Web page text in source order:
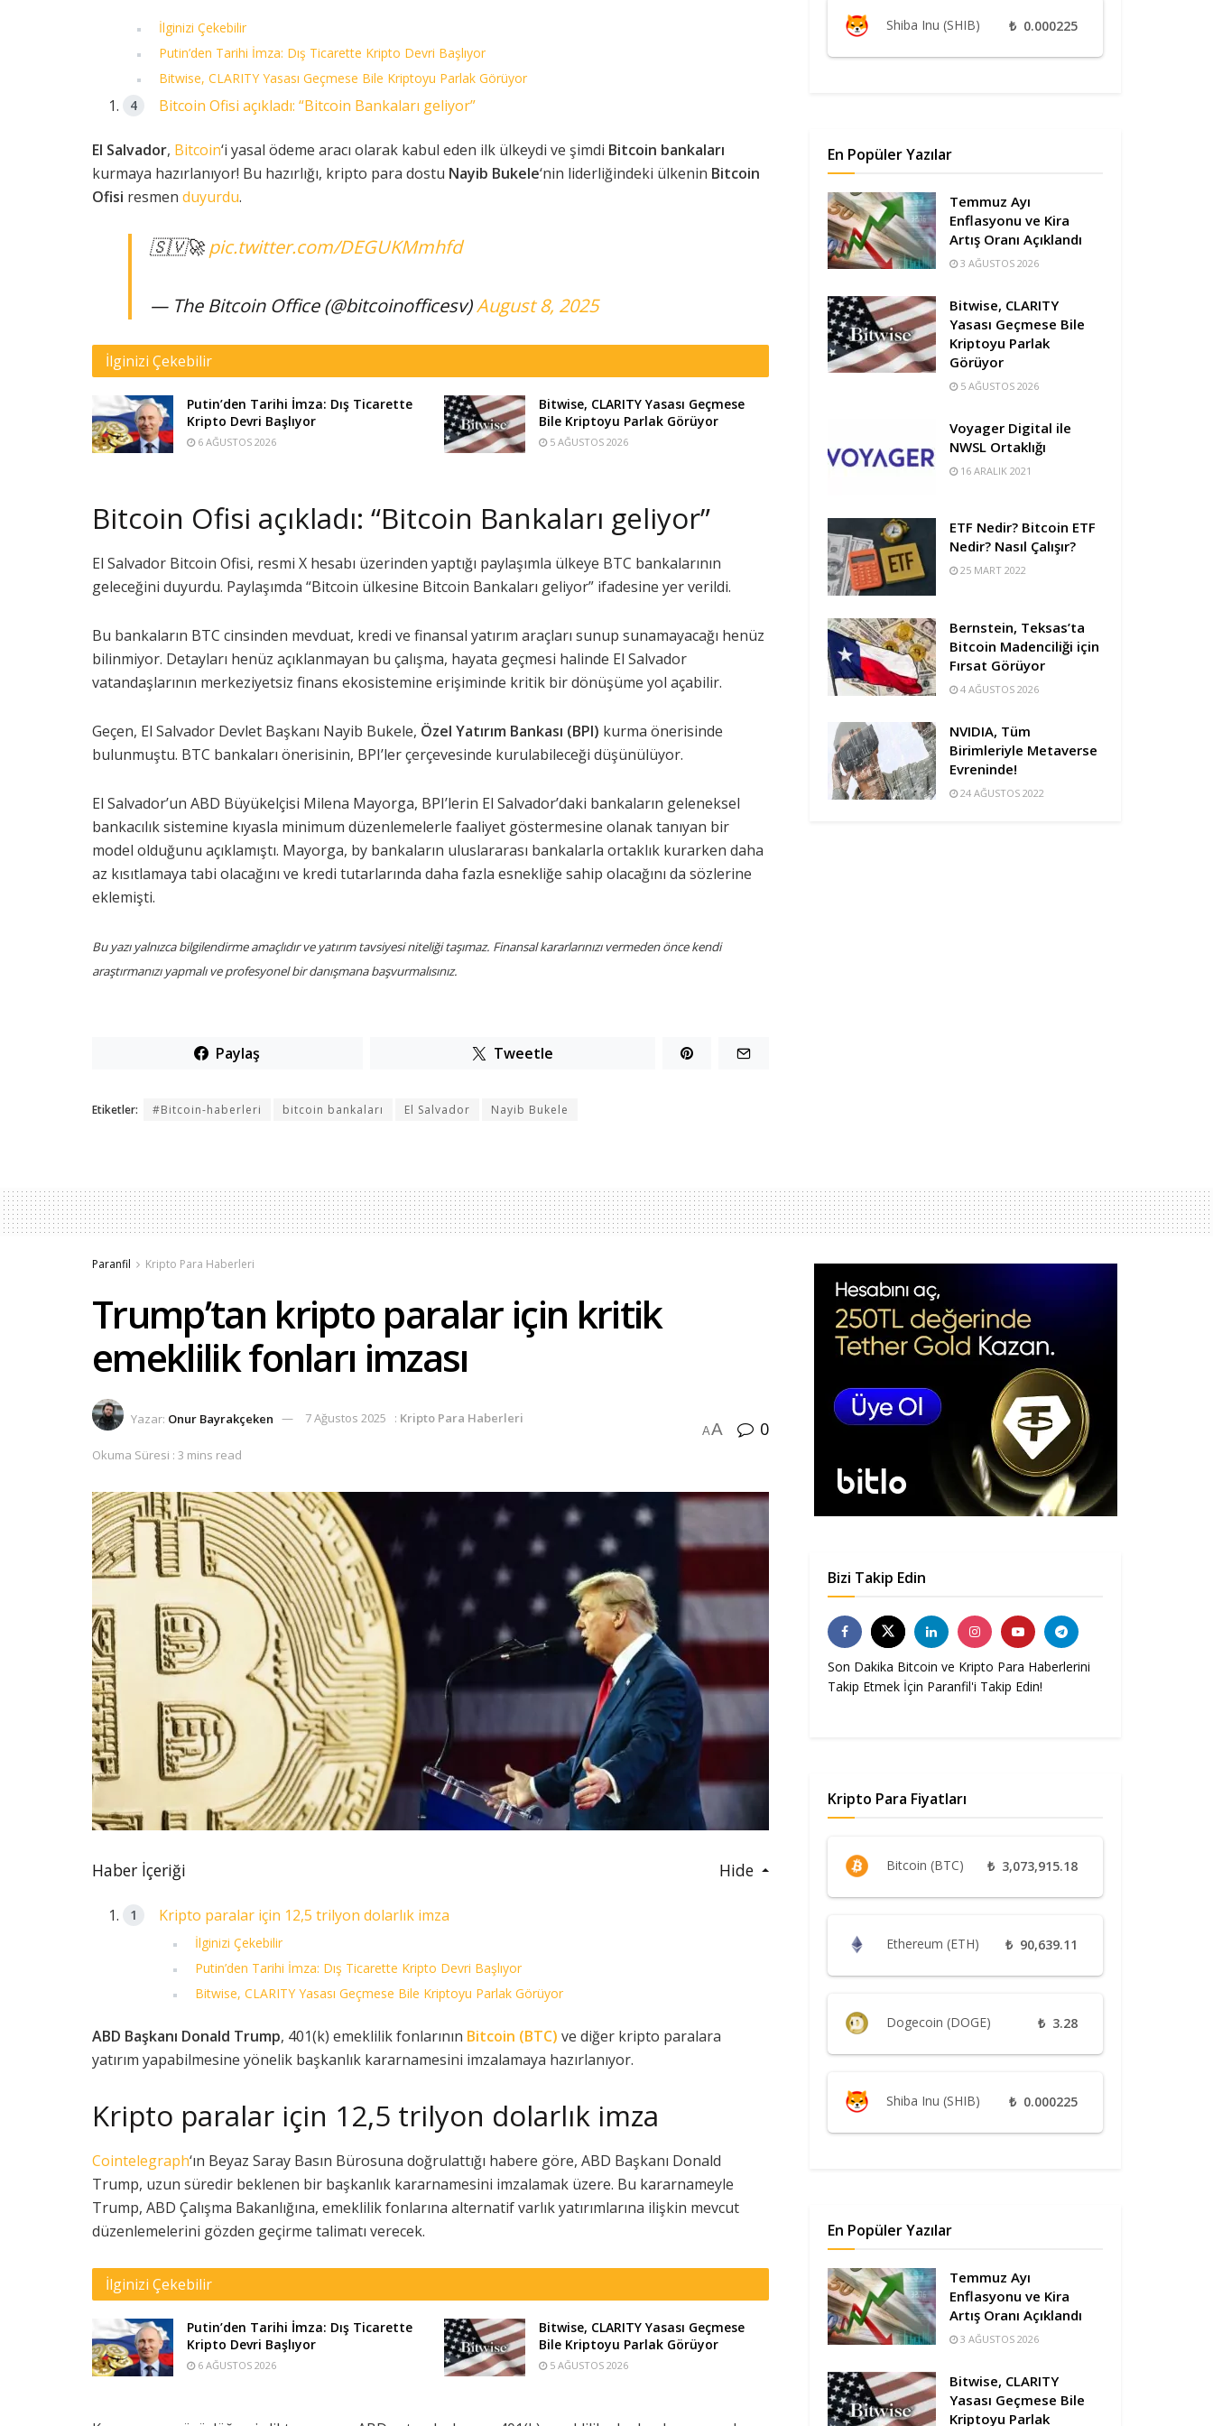
İlginizi Çekebilir
Putin’den Tarihi İmza: Dış Ticarette Kripto Devri Başlıyor
Bitwise, CLARITY Yasası Geçmese Bile Kriptoyu Parlak Görüyor
Bitcoin Ofisi açıkladı: “Bitcoin Bankaları geliyor”
El Salvador, Bitcoin‘i yasal ödeme aracı olarak kabul eden ilk ülkeydi ve şimdi Bitcoin bankaları
kurmaya hazırlanıyor! Bu hazırlığı, kripto para dostu Nayib Bukele‘nin liderliğindeki ülkenin Bitcoin
Ofisi resmen duyurdu.
🇸🇻🚀pic.twitter.com/DEGUKMmhfd
— The Bitcoin Office (@bitcoinofficesv)August 8, 2025
İlginizi Çekebilir
Putin’den Tarihi İmza: Dış Ticarette
Kripto Devri Başlıyor
6 AĞUSTOS 2026
Bitwise, CLARITY Yasası Geçmese
Bile Kriptoyu Parlak Görüyor
5 AĞUSTOS 2026
Bitcoin Ofisi açıkladı: “Bitcoin Bankaları geliyor”
El Salvador Bitcoin Ofisi, resmi X hesabı üzerinden yaptığı paylaşımla ülkeye BTC bankalarının
geleceğini duyurdu. Paylaşımda “Bitcoin ülkesine Bitcoin Bankaları geliyor” ifadesine yer verildi.
Bu bankaların BTC cinsinden mevduat, kredi ve finansal yatırım araçları sunup sunamayacağı henüz
bilinmiyor. Detayları henüz açıklanmayan bu çalışma, hayata geçmesi halinde El Salvador
vatandaşlarının merkeziyetsiz finans ekosistemine erişiminde kritik bir dönüşüme yol açabilir.
Geçen, El Salvador Devlet Başkanı Nayib Bukele, Özel Yatırım Bankası (BPI) kurma önerisinde
bulunmuştu. BTC bankaları önerisinin, BPI’ler çerçevesinde kurulabileceği düşünülüyor.
El Salvador’un ABD Büyükelçisi Milena Mayorga, BPI’lerin El Salvador’daki bankaların geleneksel
bankacılık sistemine kıyasla minimum düzenlemelerle faaliyet göstermesine olanak tanıyan bir
model olduğunu açıklamıştı. Mayorga, by bankaların uluslararası bankalarla ortaklık kurarken daha
az kısıtlamaya tabi olacağını ve kredi tutarlarında daha fazla esnekliğe sahip olacağını da sözlerine
eklemişti.
Bu yazı yalnızca bilgilendirme amaçlıdır ve yatırım tavsiyesi niteliği taşımaz. Finansal kararlarınızı vermeden önce kendi
araştırmanızı yapmalı ve profesyonel bir danışmana başvurmalısınız.
Paylaş Tweetle
Etiketler: #Bitcoin-haberleri bitcoin bankaları El Salvador Nayib Bukele
Shiba Inu (SHIB) ₺ 0.000225
En Popüler Yazılar
Temmuz Ayı
Enflasyonu ve Kira
Artış Oranı Açıklandı
3 AĞUSTOS 2026
Bitwise, CLARITY
Yasası Geçmese Bile
Kriptoyu Parlak
Görüyor
5 AĞUSTOS 2026
Voyager Digital ile
NWSL Ortaklığı
16 ARALIK 2021
ETF Nedir? Bitcoin ETF
Nedir? Nasıl Çalışır?
25 MART 2022
Bernstein, Teksas’ta
Bitcoin Madenciliği için
Fırsat Görüyor
4 AĞUSTOS 2026
NVIDIA, Tüm
Birimleriyle Metaverse
Evreninde!
24 AĞUSTOS 2022
Paranfil Kripto Para Haberleri
Trump’tan kripto paralar için kritik
emeklilik fonları imzası
Yazar: Onur Bayrakçeken 7 Ağustos 2025 : Kripto Para Haberleri
Okuma Süresi : 3 mins read
AA 0
Haber İçeriği Hide
Kripto paralar için 12,5 trilyon dolarlık imza
İlginizi Çekebilir
Putin’den Tarihi İmza: Dış Ticarette Kripto Devri Başlıyor
Bitwise, CLARITY Yasası Geçmese Bile Kriptoyu Parlak Görüyor
ABD Başkanı Donald Trump, 401(k) emeklilik fonlarının Bitcoin (BTC) ve diğer kripto paralara
yatırım yapabilmesine yönelik başkanlık kararnamesini imzalamaya hazırlanıyor.
Kripto paralar için 12,5 trilyon dolarlık imza
Cointelegraph‘ın Beyaz Saray Basın Bürosuna doğrulattığı habere göre, ABD Başkanı Donald
Trump, uzun süredir beklenen bir başkanlık kararnamesini imzalamak üzere. Bu kararnameyle
Trump, ABD Çalışma Bakanlığına, emeklilik fonlarına alternatif varlık yatırımlarına ilişkin mevcut
düzenlemelerini gözden geçirme talimatı verecek.
İlginizi Çekebilir
Putin’den Tarihi İmza: Dış Ticarette
Kripto Devri Başlıyor
6 AĞUSTOS 2026
Bitwise, CLARITY Yasası Geçmese
Bile Kriptoyu Parlak Görüyor
5 AĞUSTOS 2026
Bizi Takip Edin
Son Dakika Bitcoin ve Kripto Para Haberlerini
Takip Etmek İçin Paranfil'i Takip Edin!
Kripto Para Fiyatları
Bitcoin (BTC) ₺ 3,073,915.18
Ethereum (ETH) ₺ 90,639.11
Dogecoin (DOGE) ₺ 3.28
Shiba Inu (SHIB) ₺ 0.000225
En Popüler Yazılar
Temmuz Ayı
Enflasyonu ve Kira
Artış Oranı Açıklandı
3 AĞUSTOS 2026
Bitwise, CLARITY
Yasası Geçmese Bile
Kriptoyu Parlak